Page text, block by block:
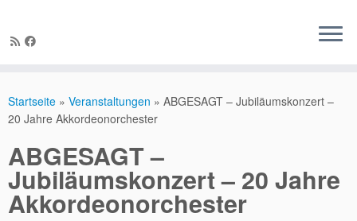
Startseite » Veranstaltungen » ABGESAGT – Jubiläumskonzert –
20 Jahre Akkordeonorchester
ABGESAGT –
Jubiläumskonzert – 20 Jahre
Akkordeonorchester